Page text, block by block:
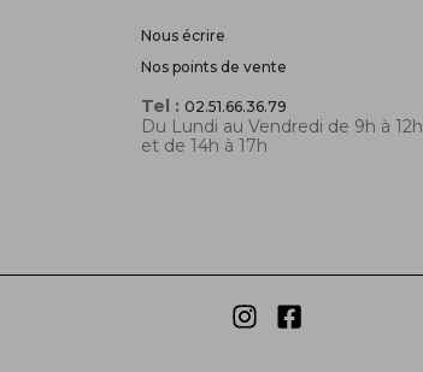
Nous écrire
Nos points de vente
Tel : 02.51.66.36.79
Du Lundi au Vendredi de 9h à 12h
et de 14h à 17h